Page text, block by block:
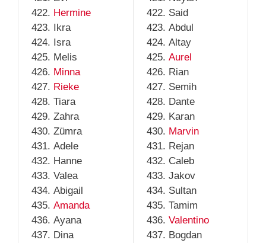
Hermine
Ikra
Isra
Melis
Minna
Rieke
Tiara
Zahra
Zümra
Adele
Hanne
Valea
Abigail
Amanda
Ayana
Dina
Said
Abdul
Altay
Aurel
Rian
Semih
Dante
Karan
Marvin
Rejan
Caleb
Jakov
Sultan
Tamim
Valentino
Bogdan